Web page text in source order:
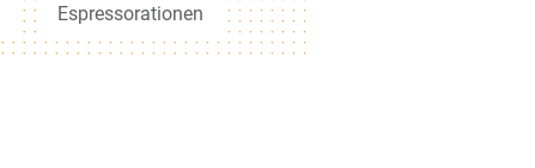
Espressorationen